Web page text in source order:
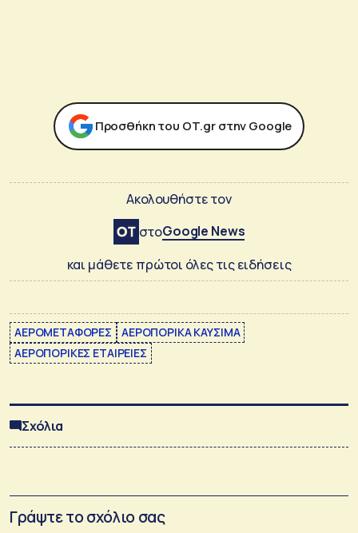
Προσθήκη του ΟΤ.gr στην Google
Ακολουθήστε τον
στοGoogle News
και μάθετε πρώτοι όλες τις ειδήσεις
ΑΕΡΟΜΕΤΑΦΟΡΕΣ
ΑΕΡΟΠΟΡΙΚΑ ΚΑΥΣΙΜΑ
ΑΕΡΟΠΟΡΙΚΕΣ ΕΤΑΙΡΕΙΕΣ
Σχόλια
Γράψτε το σχόλιο σας